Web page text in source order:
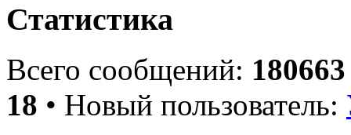
Статистика
Всего сообщений: 180663
18 • Новый пользователь: